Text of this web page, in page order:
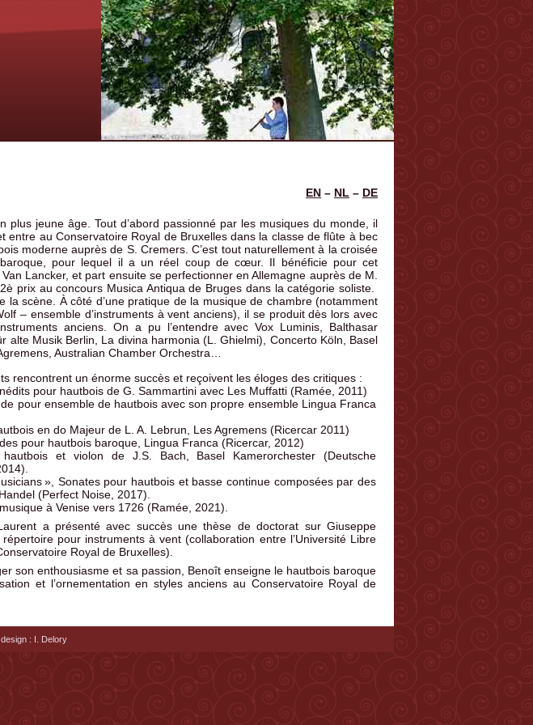
EN – NL – DE
plus jeune âge. Tout d’abord passionné par les musiques du monde, il
entre au Conservatoire Royal de Bruxelles dans la classe de flûte à bec
moderne auprès de S. Cremers. C’est tout naturellement à la croisée
pour lequel il a un réel coup de cœur. Il bénéficie pour cet
Lancker, et part ensuite se perfectionner en Allemagne auprès de M.
prix au concours Musica Antiqua de Bruges dans la catégorie soliste.
scène. À côté d’une pratique de la musique de chambre (notamment
– ensemble d’instruments à vent anciens), il se produit dès lors avec
anciens. On a pu l’entendre avec Vox Luminis, Balthasar
alte Musik Berlin, La divina harmonia (L. Ghielmi), Concerto Köln, Basel
Australian Chamber Orchestra…
rencontrent un énorme succès et reçoivent les éloges des critiques :
pour hautbois de G. Sammartini avec Les Muffatti (Ramée, 2011)
pour ensemble de hautbois avec son propre ensemble Lingua Franca
en do Majeur de L. A. Lebrun, Les Agremens (Ricercar 2011)
pour hautbois baroque, Lingua Franca (Ricercar, 2012)
et violon de J.S. Bach, Basel Kamerorchester (Deutsche
», Sonates pour hautbois et basse continue composées par des
(Perfect Noise, 2017).
à Venise vers 1726 (Ramée, 2021).
a présenté avec succès une thèse de doctorat sur Giuseppe
pour instruments à vent (collaboration entre l’Université Libre
Royal de Bruxelles).
son enthousiasme et sa passion, Benoît enseigne le hautbois baroque
et l’ornementation en styles anciens au Conservatoire Royal de
: I. Delory